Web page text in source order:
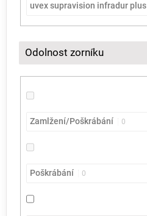
uvex supravision infradur plus
Odolnost zorníku
Zamlžení/Poškrábání 0
Poškrábání 0